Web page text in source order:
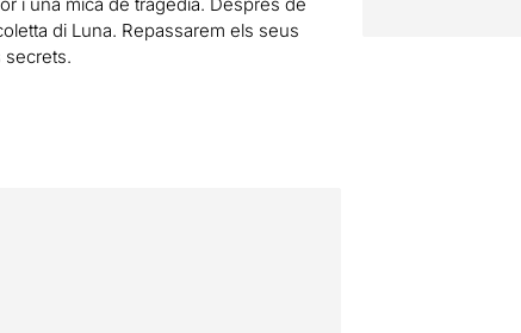
di Luna. Repassarem els seus
secrets.